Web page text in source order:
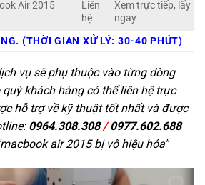
Air 2015
Liên
hệ
Xem trực tiếp, lấy
ngay
(THỜI GIAN XỬ LÝ: 30-40 PHÚT)
vụ sẽ phụ thuộc vào từng dòng
khách hàng có thể liên hệ trực
hỗ trợ về kỹ thuật tốt nhất và được
0964.308.308/0977.602.688
macbook air 2015 bị vô hiệu hóa"